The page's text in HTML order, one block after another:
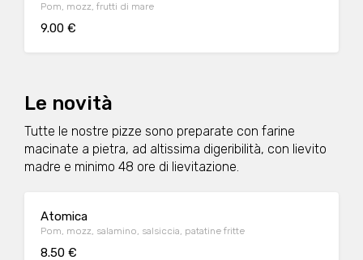
Pom, mozz, frutti di mare
9.00 €
Le novità
Tutte le nostre pizze sono preparate con farine
macinate a pietra, ad altissima digeribilità, con lievito
madre e minimo 48 ore di lievitazione.
Atomica
Pom, mozz, salamino, salsiccia, patatine fritte
8.50 €